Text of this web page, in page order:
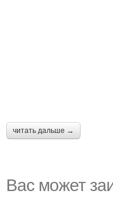
читать дальше →
Вас может